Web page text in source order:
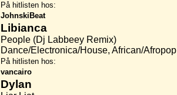
På hitlisten hos:
JohnskiBeat
Libianca
People (Dj Labbeey Remix)
Dance/Electronica/House, African/Afropop
På hitlisten hos:
vancairo
Dylan